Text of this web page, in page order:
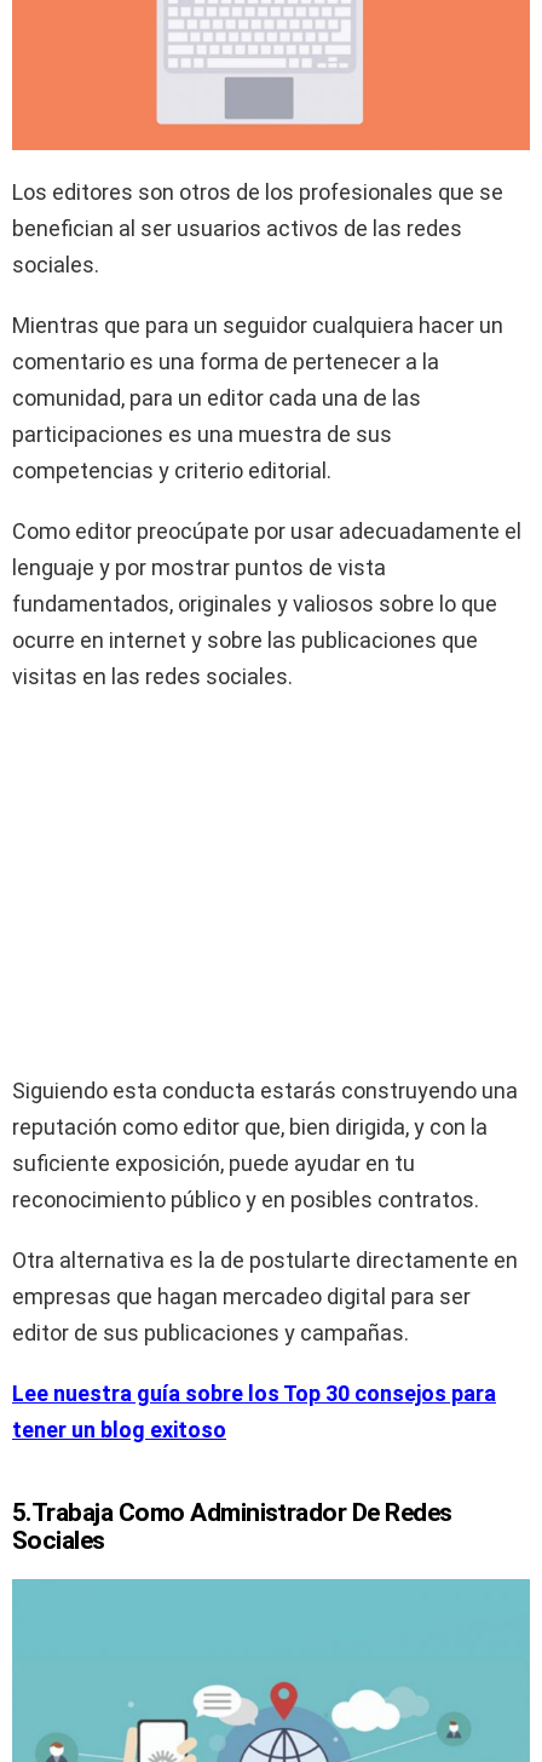
Los editores son otros de los profesionales que se
benefician al ser usuarios activos de las redes
sociales.
Mientras que para un seguidor cualquiera hacer un
comentario es una forma de pertenecer a la
comunidad, para un editor cada una de las
participaciones es una muestra de sus
competencias y criterio editorial.
Como editor preocúpate por usar adecuadamente el
lenguaje y por mostrar puntos de vista
fundamentados, originales y valiosos sobre lo que
ocurre en internet y sobre las publicaciones que
visitas en las redes sociales.
Siguiendo esta conducta estarás construyendo una
reputación como editor que, bien dirigida, y con la
suficiente exposición, puede ayudar en tu
reconocimiento público y en posibles contratos.
Otra alternativa es la de postularte directamente en
empresas que hagan mercadeo digital para ser
editor de sus publicaciones y campañas.
Lee nuestra guía sobre los Top 30 consejos para
tener un blog exitoso
5.Trabaja Como Administrador De Redes
Sociales